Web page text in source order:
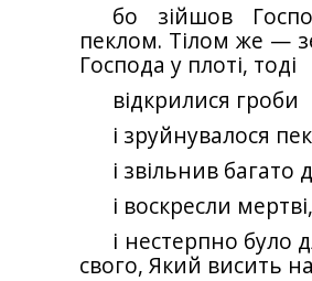
бо зійшов
пеклом. Тілом же —
Господа у плоті, тоді
відкрилися гроби
і зруйнувалося
і звільнив багато
і воскресли
і нестерпно було
свого, Який висить на